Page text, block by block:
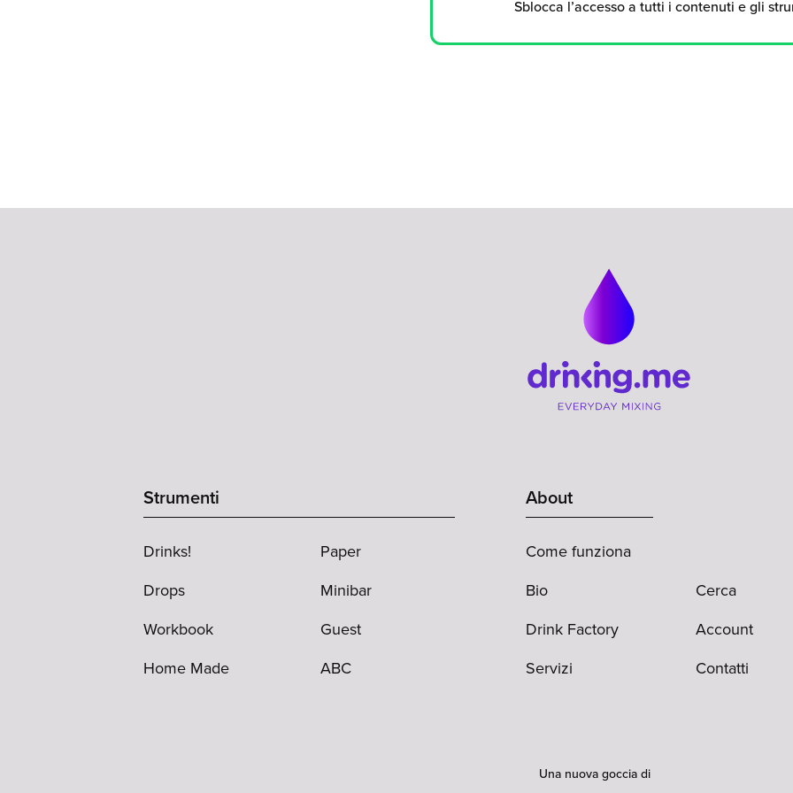
Sblocca l’accesso a tutti i contenuti e gli
Strumenti
Drinks!
Drops
Workbook
Home Made
Paper
Minibar
Guest
ABC
About
Come funziona
Bio
Drink Factory
Servizi
Cerca
Account
Contatti
Una nuova goccia di